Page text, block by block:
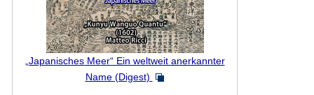
„Japanisches Meer“ Ein weltweit anerkannter
Name (Digest)